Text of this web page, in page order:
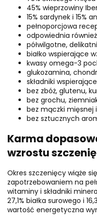
45% wieprzowiny
15% sardynek i 15%
pełnoporcjowa
odpowiednia
półwilgotne,
białko wspierające
kwasy omega-3
glukozamina,
składniki
bez zbóż, glutenu,
bez grochu,
bez mączki mięsnej
bez sztucznych
Karma
wzrostu
Okres szczenięcy wiąże
zapotrzebowaniem na
witaminy i składniki
27,1% białka surowego i
wartość energetyczna